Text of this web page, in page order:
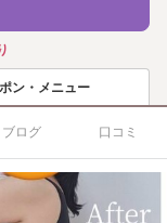
ン・メニュー
ブログ 口コミ